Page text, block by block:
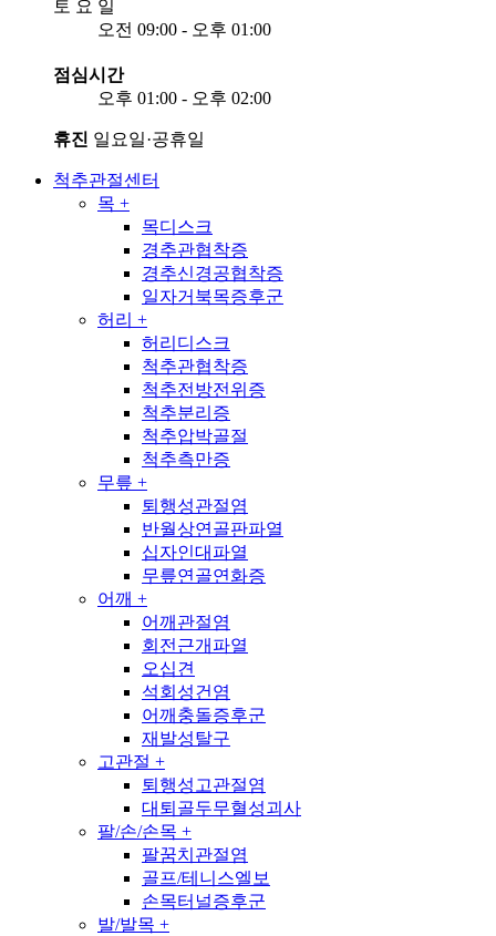
토 요 일
오전 09:00 - 오후 01:00
점심시간
오후 01:00 - 오후 02:00
휴진 일요일·공휴일
척추관절센터
목 +
목디스크
경추관협착증
경추신경공협착증
일자거북목증후군
허리 +
허리디스크
척추관협착증
척추전방전위증
척추분리증
척추압박골절
척추측만증
무릎 +
퇴행성관절염
반월상연골판파열
십자인대파열
무릎연골연화증
어깨 +
어깨관절염
회전근개파열
오십견
석회성건염
어깨충돌증후군
재발성탈구
고관절 +
퇴행성고관절염
대퇴골두무혈성괴사
팔/손/손목 +
팔꿈치관절염
골프/테니스엘보
손목터널증후군
발/발목 +